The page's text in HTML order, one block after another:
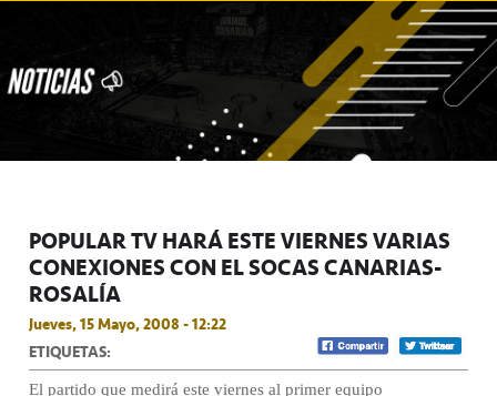
POPULAR TV HARÁ ESTE VIERNES VARIAS
CONEXIONES CON EL SOCAS CANARIAS-
ROSALÍA
Jueves, 15 Mayo, 2008 - 12:22
ETIQUETAS:
El partido que medirá este viernes al primer equipo